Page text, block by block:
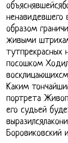
ненавидевшего
образом
живыми
тутпрекрасных
посошком
Каким
портрета
его судьей
Боровиковский